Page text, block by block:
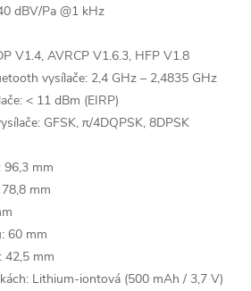
dBV/Pa @1 kHz
V1.4, AVRCP V1.6.3, HFP V1.8
vysílače: 2,4 GHz – 2,4835 GHz
< 11 dBm (EIRP)
GFSK, π/4DQPSK, 8DPSK
96,3 mm
78,8 mm
60 mm
42,5 mm
Lithium-iontová (500 mAh / 3,7 V)